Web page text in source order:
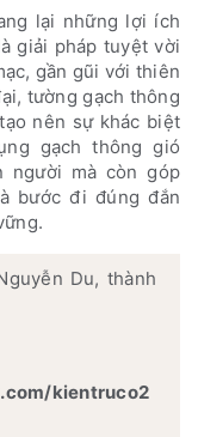
lại những lợi ích
giải pháp tuyệt vời
gần gũi với thiên
tường gạch thông
nên sự khác biệt
gạch thông gió
người mà còn góp
bước đi đúng đắn
Du, thành
kientruco2